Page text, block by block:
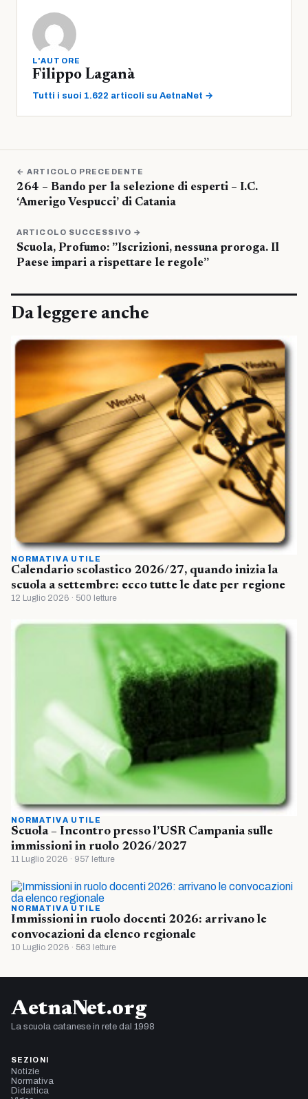
L'AUTORE
Filippo Laganà
Tutti i suoi 1.622 articoli su AetnaNet →
← ARTICOLO PRECEDENTE
264 – Bando per la selezione di esperti – I.C.
‘Amerigo Vespucci’ di Catania
ARTICOLO SUCCESSIVO →
Scuola, Profumo: ”Iscrizioni, nessuna proroga. Il
Paese impari a rispettare le regole”
Da leggere anche
NORMATIVA UTILE
Calendario scolastico 2026/27, quando inizia la
scuola a settembre: ecco tutte le date per regione
12 Luglio 2026 · 500 letture
NORMATIVA UTILE
Scuola – Incontro presso l’USR Campania sulle
immissioni in ruolo 2026/2027
11 Luglio 2026 · 957 letture
NORMATIVA UTILE
Immissioni in ruolo docenti 2026: arrivano le
convocazioni da elenco regionale
10 Luglio 2026 · 563 letture
AetnaNet.org
La scuola catanese in rete dal 1998
SEZIONI
Notizie
Normativa
Didattica